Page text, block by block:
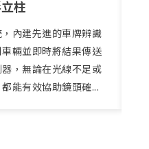
柱
內建先進的車牌辨識
輛並即時將結果傳送
，無論在光線不足或
能有效協助鏡頭確...